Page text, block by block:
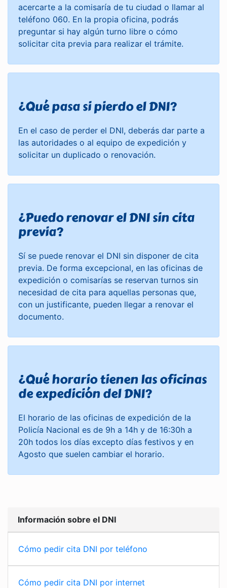
acercarte a la comisaría de tu ciudad o llamar al
teléfono 060. En la propia oficina, podrás
preguntar si hay algún turno libre o cómo
solicitar cita previa para realizar el trámite.
¿Qué pasa si pierdo el DNI?
En el caso de perder el DNI, deberás dar parte a
las autoridades o al equipo de expedición y
solicitar un duplicado o renovación.
¿Puedo renovar el DNI sin cita
previa?
Sí se puede renovar el DNI sin disponer de cita
previa. De forma excepcional, en las oficinas de
expedición o comisarías se reservan turnos sin
necesidad de cita para aquellas personas que,
con un justificante, pueden llegar a renovar el
documento.
¿Qué horario tienen las oficinas
de expedición del DNI?
El horario de las oficinas de expedición de la
Policía Nacional es de 9h a 14h y de 16:30h a
20h todos los días excepto días festivos y en
Agosto que suelen cambiar el horario.
Información sobre el DNI
Cómo pedir cita DNI por teléfono
Cómo pedir cita DNI por internet